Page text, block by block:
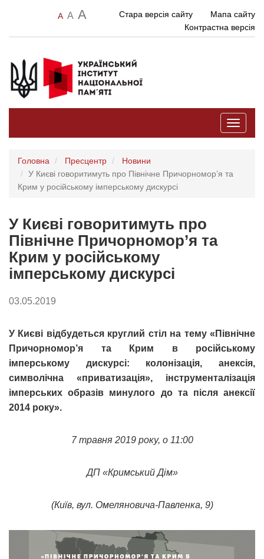
A A A Стара версія сайту
Мапа сайту
Контрастна версія
Toggle
Головна Пресцентр
Новини
У Києві говоритимуть про Північне Причорномор’я та
Крим у російському імперському дискурсі
У Києві говоритимуть про
Північне Причорномор’я та
Крим у російському
імперському дискурсі
03.05.2019
У Києві відбудеться круглий стіл на тему «Північне
Причорномор’я та Крим в російському
імперському дискурсі: колонізація, анексія,
символічна «приватизація», інструменталізація
імперських образів минулого до та після анексії
2014 року».
7 травня 2019 року, о 11:00
ДП «Кримський Дім»
(Київ, вул. Омеляновича-Павленка, 9)